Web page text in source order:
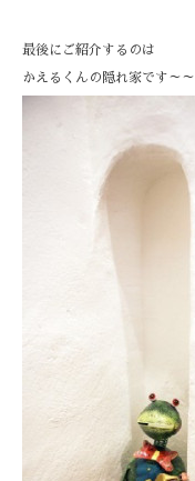
最後にご紹介するのは
かえるくんの隠れ家です～～